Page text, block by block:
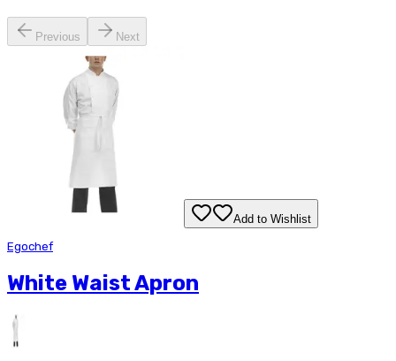
Previous Next
Add to Wishlist
Egochef
White Waist Apron